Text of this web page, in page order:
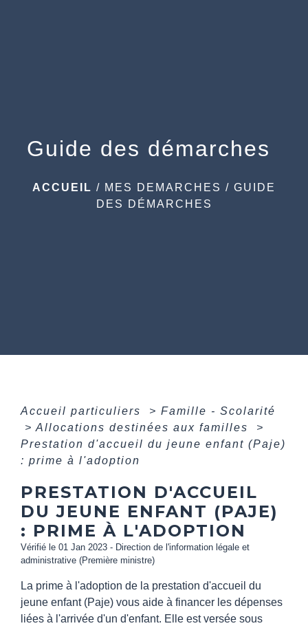
Guide des démarches
ACCUEIL / MES DEMARCHES / GUIDE
DES DÉMARCHES
Accueil particuliers > Famille - Scolarité
> Allocations destinées aux familles
>
Prestation d'accueil du jeune enfant (Paje)
: prime à l'adoption
PRESTATION D'ACCUEIL
DU JEUNE ENFANT (PAJE)
: PRIME À L'ADOPTION
Vérifié le 01 Jan 2023 - Direction de l'information légale et
administrative (Première ministre)
La prime à l'adoption de la prestation d'accueil du
jeune enfant (Paje) vous aide à financer les dépenses
liées à l'arrivée d'un d'enfant. Elle est versée sous